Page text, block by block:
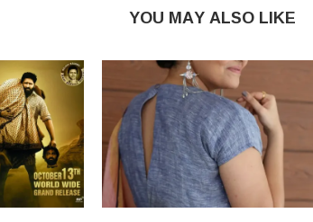
YOU MAY ALSO LIKE